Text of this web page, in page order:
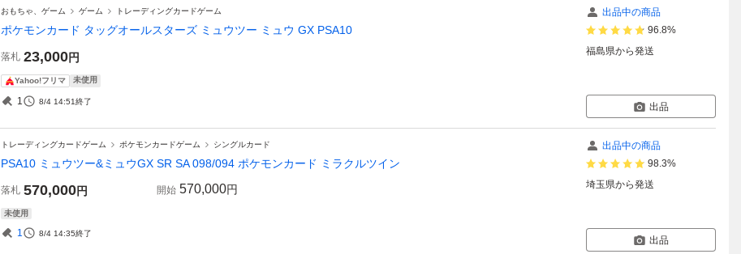
おもちゃ、ゲーム ゲーム トレーディングカードゲーム
ポケモンカード タッグオールスターズ ミュウツー ミュウ GX PSA10
落札 23,000円
Yahoo!フリマ 未使用
1 8/4 14:51終了
出品中の商品
96.8%
福島県から発送
出品
トレーディングカードゲーム ポケモンカードゲーム シングルカード
PSA10 ミュウツー&ミュウGX SR SA 098/094 ポケモンカード ミラクルツイン
落札 570,000円 開始 570,000円
未使用
1 8/4 14:35終了
出品中の商品
98.3%
埼玉県から発送
出品